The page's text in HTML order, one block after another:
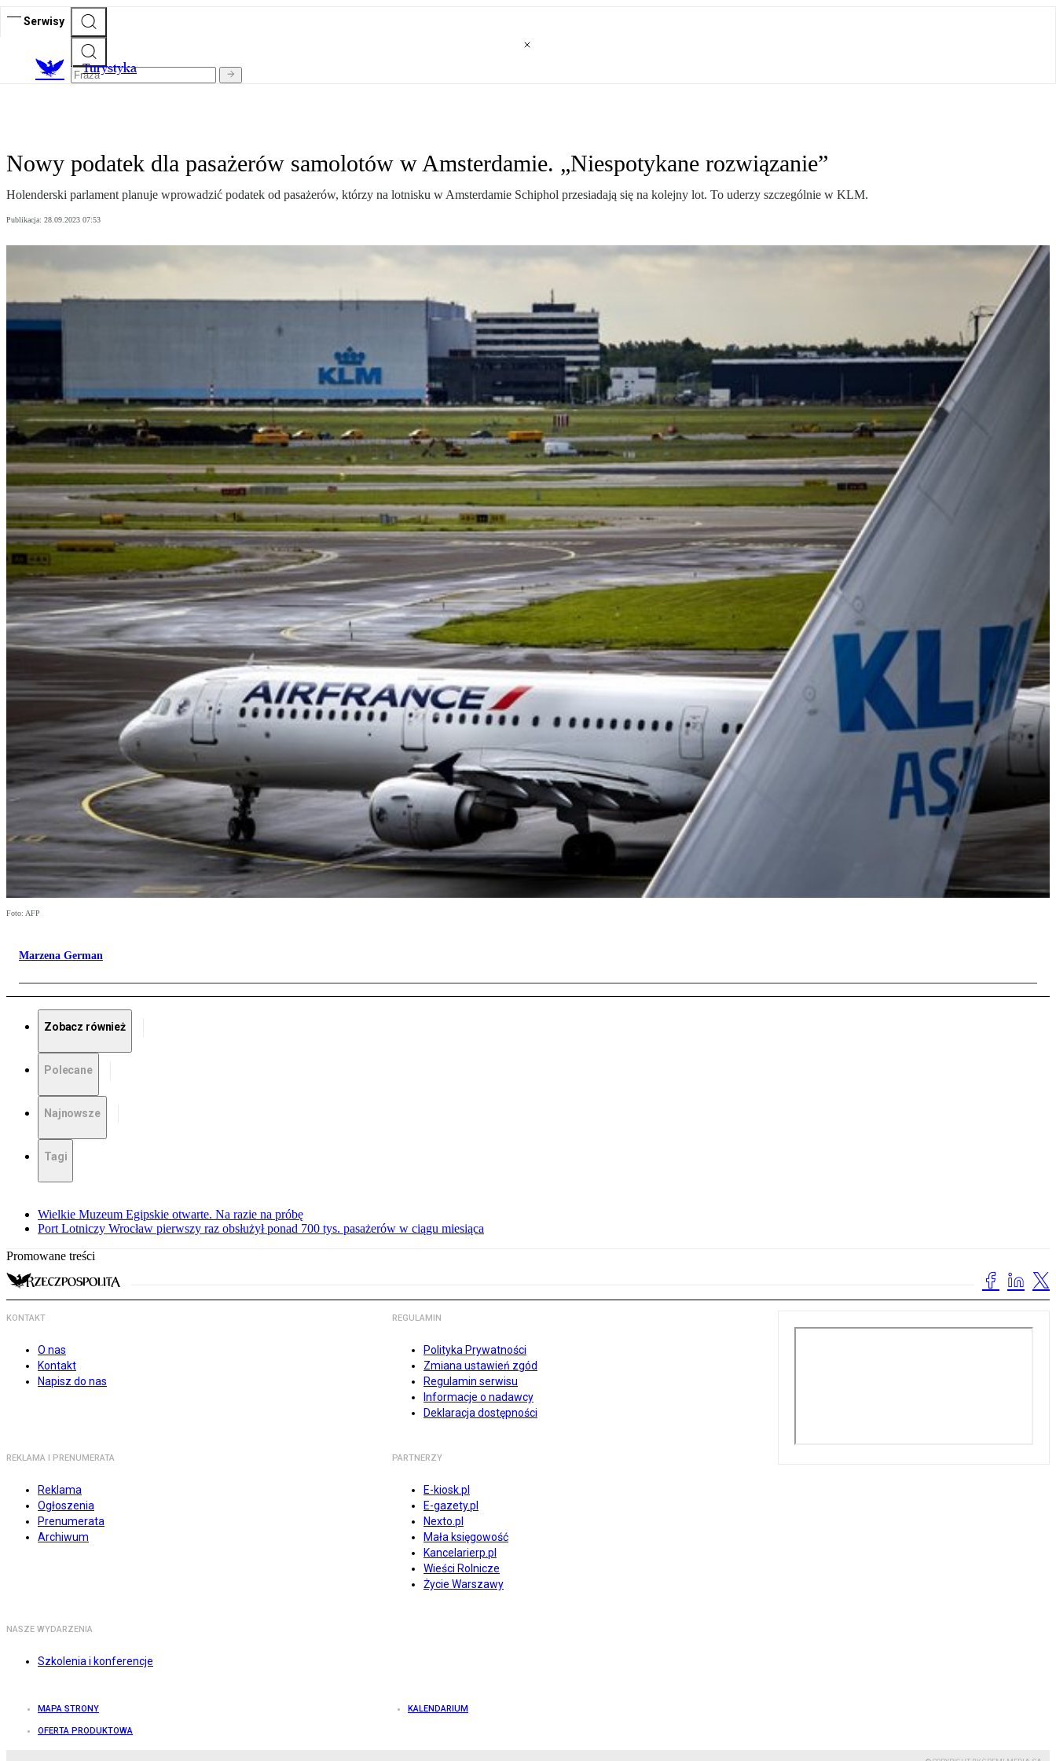
Serwisy
Turystyka
Nowy podatek dla pasażerów samolotów w Amsterdamie. „Niespotykane rozwiązanie”
Holenderski parlament planuje wprowadzić podatek od pasażerów, którzy na lotnisku w Amsterdamie Schiphol przesiadają się na kolejny lot. To uderzy szczególnie w KLM.
Publikacja: 28.09.2023 07:53
Foto: AFP
Marzena German
Zobacz również
Polecane
Najnowsze
Tagi
Wielkie Muzeum Egipskie otwarte. Na razie na próbę
Port Lotniczy Wrocław pierwszy raz obsłużył ponad 700 tys. pasażerów w ciągu miesiąca
Promowane treści
KONTAKT
O nas
Kontakt
Napisz do nas
REGULAMIN
Polityka Prywatności
Zmiana ustawień zgód
Regulamin serwisu
Informacje o nadawcy
Deklaracja dostępności
REKLAMA I PRENUMERATA
Reklama
Ogłoszenia
Prenumerata
Archiwum
PARTNERZY
E-kiosk.pl
E-gazety.pl
Nexto.pl
Mała księgowość
Kancelarierp.pl
Wieści Rolnicze
Życie Warszawy
NASZE WYDARZENIA
Szkolenia i konferencje
MAPA STRONY KALENDARIUM
OFERTA PRODUKTOWA